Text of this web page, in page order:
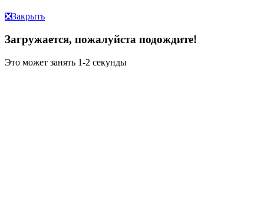
❎Закрыть
Загружается, пожалуйста подождите!
Это может занять 1-2 секунды